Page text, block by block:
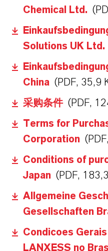
Chemical Ltd.
Solutions UK Ltd.
China (PDF, 35,9
采购条件 (PDF,
Terms for
Corporation
Conditions of
Japan (PDF,
Allgemeine
Gesellschaften
Condicoes
LANXESS no